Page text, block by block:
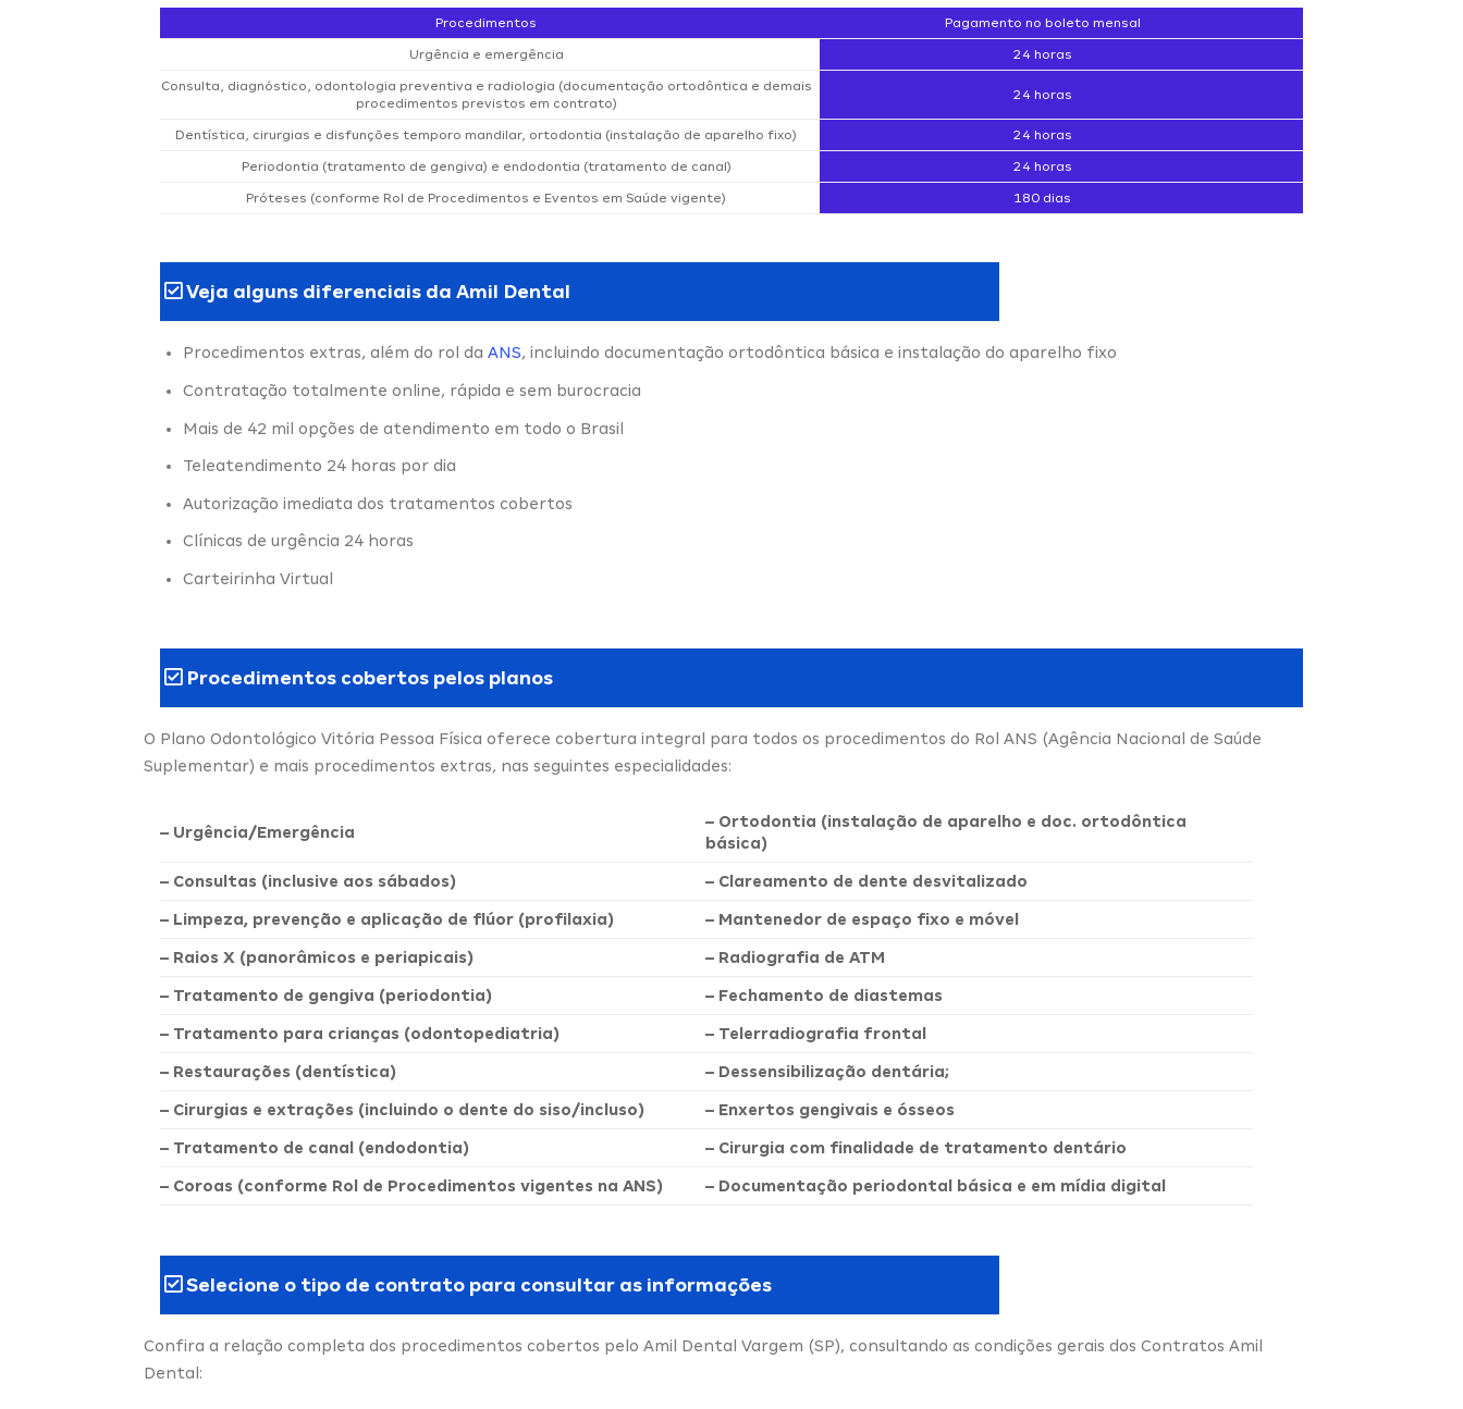
Procedimentos Pagamento no boleto mensal
Urgência e emergência 24 horas
Consulta, diagnóstico, odontologia preventiva e radiologia (documentação ortodôntica e demais
procedimentos previstos em contrato)
24 horas
Dentística, cirurgias e disfunções temporo mandilar, ortodontia (instalação de aparelho fixo) 24 horas
Periodontia (tratamento de gengiva) e endodontia (tratamento de canal) 24 horas
Próteses (conforme Rol de Procedimentos e Eventos em Saúde vigente) 180 dias
Veja alguns diferenciais da Amil Dental
Procedimentos extras, além do rol da ANS, incluindo documentação ortodôntica básica e instalação do aparelho fixo
Contratação totalmente online, rápida e sem burocracia
Mais de 42 mil opções de atendimento em todo o Brasil
Teleatendimento 24 horas por dia
Autorização imediata dos tratamentos cobertos
Clínicas de urgência 24 horas
Carteirinha Virtual
Procedimentos cobertos pelos planos
O Plano Odontológico Vitória Pessoa Física oferece cobertura integral para todos os procedimentos do Rol ANS (Agência Nacional de Saúde
Suplementar) e mais procedimentos extras, nas seguintes especialidades:
– Urgência/Emergência
– Ortodontia (instalação de aparelho e doc. ortodôntica
básica)
– Consultas (inclusive aos sábados) – Clareamento de dente desvitalizado
– Limpeza, prevenção e aplicação de flúor (profilaxia) – Mantenedor de espaço fixo e móvel
– Raios X (panorâmicos e periapicais) – Radiografia de ATM
– Tratamento de gengiva (periodontia) – Fechamento de diastemas
– Tratamento para crianças (odontopediatria) – Telerradiografia frontal
– Restaurações (dentística) – Dessensibilização dentária;
– Cirurgias e extrações (incluindo o dente do siso/incluso) – Enxertos gengivais e ósseos
– Tratamento de canal (endodontia) – Cirurgia com finalidade de tratamento dentário
– Coroas (conforme Rol de Procedimentos vigentes na ANS) – Documentação periodontal básica e em mídia digital
Selecione o tipo de contrato para consultar as informações
Confira a relação completa dos procedimentos cobertos pelo Amil Dental Vargem (SP), consultando as condições gerais dos Contratos Amil
Dental: